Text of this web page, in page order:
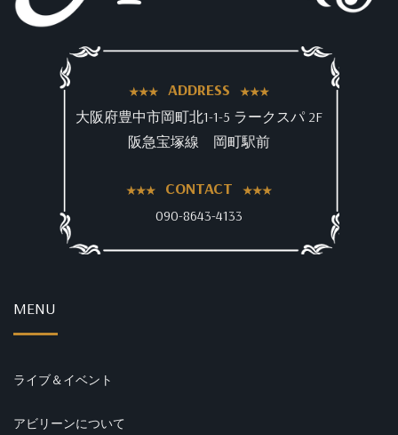
ADDRESS
大阪府豊中市岡町北1-1-5 ラークスパ 2F
阪急宝塚線 岡町駅前
CONTACT
090-8643-4133
MENU
ライブ＆イベント
アビリーンについて